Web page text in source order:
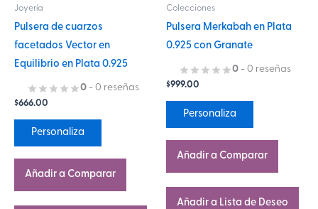
Joyería
Pulsera de cuarzos
facetados Vector en
Equilibrio en Plata 0.925
0 - 0 reseñas
$666.00
Personaliza
elegir
en
la
página
Añadir a Comparar
Colecciones
Pulsera Merkabah en Plata
0.925 con Granate
0 - 0 reseñas
$999.00
Personaliza
elegir
la
Añadir a Comparar
Añadir a Lista de Deseo